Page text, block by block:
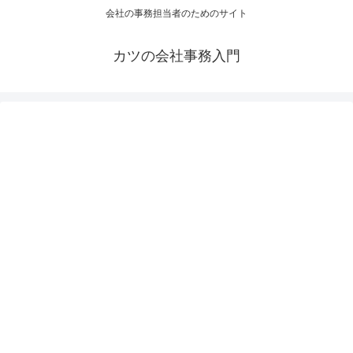
会社の事務担当者のためのサイト
カツの会社事務入門